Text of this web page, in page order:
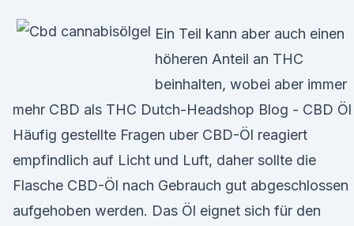
Ein Teil kann aber auch einen
höheren Anteil an THC
beinhalten, wobei aber immer
mehr CBD als THC Dutch-Headshop Blog - CBD
Häufig gestellte Fragen uber CBD-Öl reagiert
empfindlich auf Licht und Luft, daher sollte die
Flasche CBD-Öl nach Gebrauch gut abgeschlossen
aufgehoben werden. Das Öl eignet sich für den